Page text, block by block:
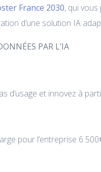
France 2030, qui vous
d’une solution IA
PAR L’IA
et innovez à
pour l’entreprise 6